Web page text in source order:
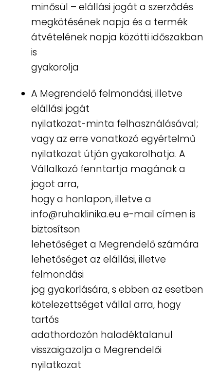
minősül – elállási jogát a szerződés
megkötésének napja és a termék
átvételének napja közötti időszakban
is
gyakorolja
A Megrendelő felmondási, illetve
elállási jogát
nyilatkozat-minta felhasználásával;
vagy az erre vonatkozó egyértelmű
nyilatkozat útján gyakorolhatja. A
Vállalkozó fenntartja magának a
jogot arra,
hogy a honlapon, illetve a
info@ruhaklinika.eu e-mail címen is
biztosítson
lehetőséget a Megrendelő számára
lehetőséget az elállási, illetve
felmondási
jog gyakorlására, s ebben az esetben
kötelezettséget vállal arra, hogy
tartós
adathordozón haladéktalanul
visszaigazolja a Megrendelői
nyilatkozat